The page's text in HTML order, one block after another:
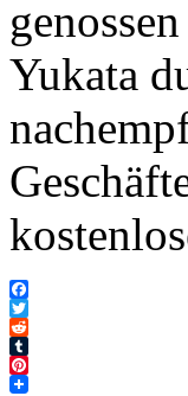
Yukata
Facebook
Twitter
Reddit
Tumblr
Pinterest